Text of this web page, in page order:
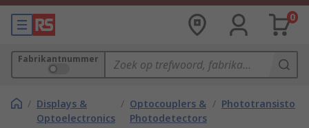
0
Fabrikantnummer
/ Displays &
Optoelectronics
/ Optocouplers &
Photodetectors
/ Phototransistors